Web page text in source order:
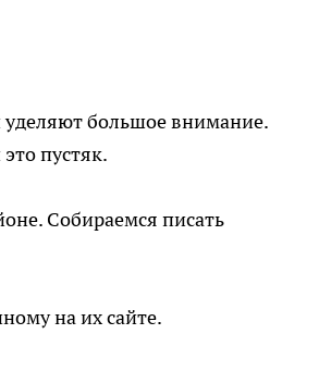
уделяют большое внимание.
пустяк.
Собираемся писать
на их сайте.